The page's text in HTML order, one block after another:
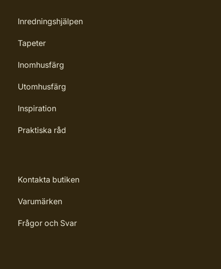
Inredningshjälpen
Tapeter
Inomhusfärg
Utomhusfärg
Inspiration
Praktiska råd
Kontakta butiken
Varumärken
Frågor och Svar